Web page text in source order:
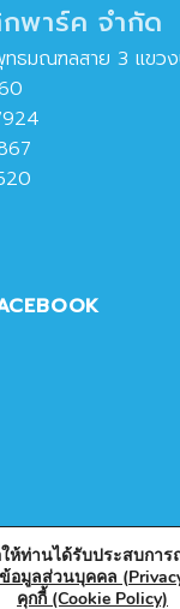
พาร์ค จำกัด
มณฑลสาย 3 แขวง
Designed &
ให้ท่านได้รับประสบกา
อมูลส่วนบุคคล
คุกกี้ (Cookie Policy)